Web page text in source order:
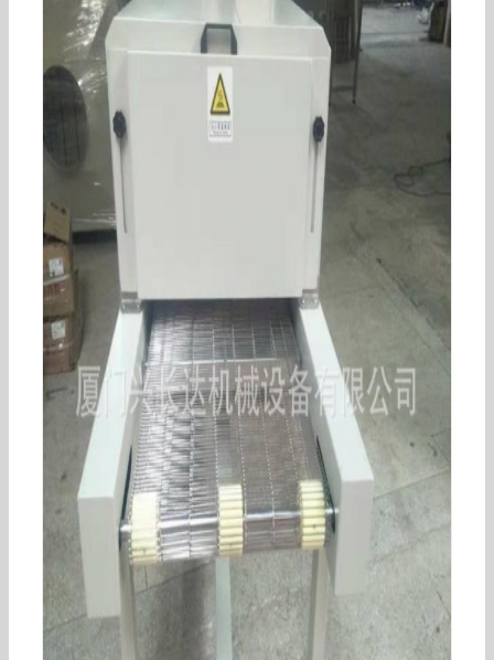
高温隧道炉_厂家批发工业高温隧道炉生产线专用
隧道炉远红外食品